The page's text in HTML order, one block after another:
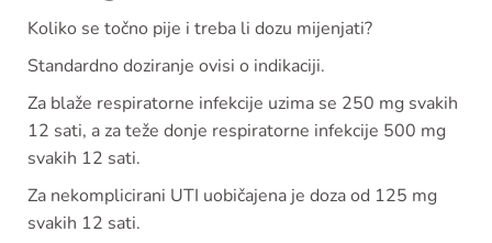
Koliko se točno pije i treba li dozu mijenjati?
Standardno doziranje ovisi o indikaciji.
Za blaže respiratorne infekcije uzima se 250 mg svakih
12 sati, a za teže donje respiratorne infekcije 500 mg
svakih 12 sati.
Za nekomplicirani UTI uobičajena je doza od 125 mg
svakih 12 sati.